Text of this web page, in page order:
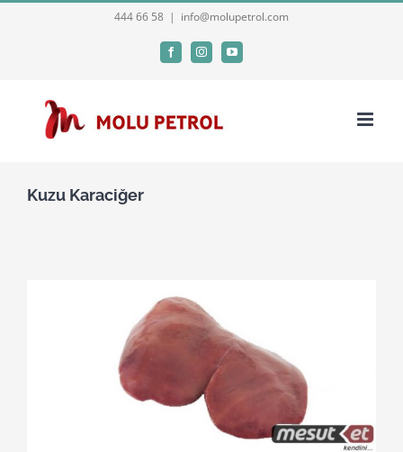
444 66 58 | info@molupetrol.com
FacebookInstagramYouTube
Kuzu Karaciğer